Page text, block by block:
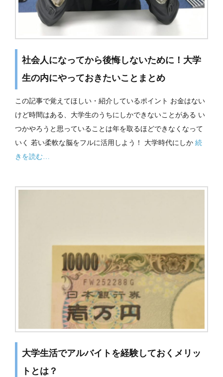
社会人になってから後悔しないために！大学
生の内にやっておきたいことまとめ
この記事で覚えてほしい・紹介しているポイント お金はない
けど時間はある、大学生のうちにしかできないことがある い
つかやろうと思っていることは年を取るほどできなくなって
いく 若い柔軟な脳をフルに活用しよう！ 大学時代にしか 続
きを読む…
大学生活でアルバイトを経験しておくメリッ
トとは？